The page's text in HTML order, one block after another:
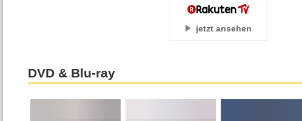
jetzt ansehen
DVD & Blu-ray